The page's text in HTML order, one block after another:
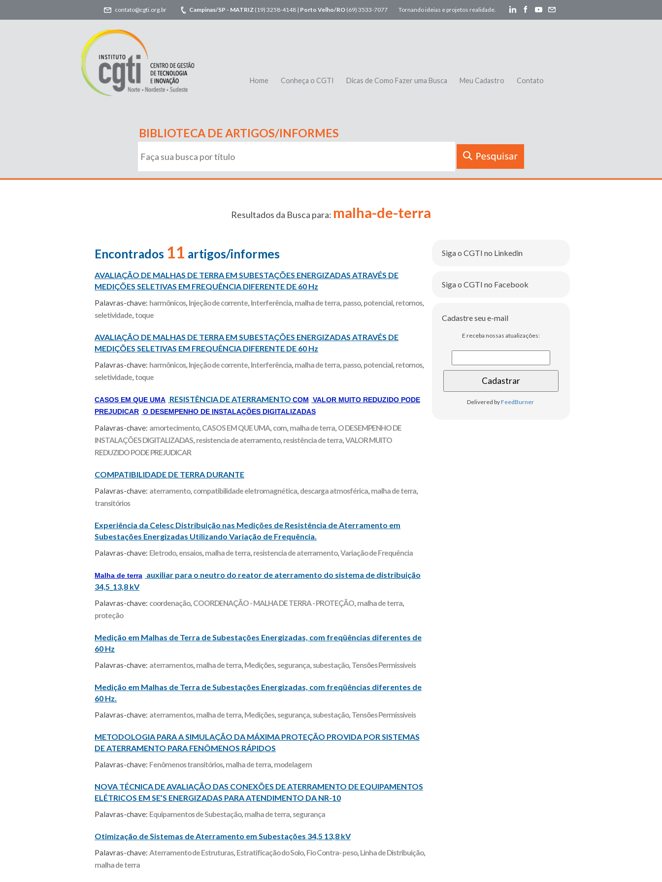
contato@cgti.org.br Campinas/SP - MATRIZ (19) 3258-4148 | Porto Velho/RO (69) 3533-7077 Tornando ideias e projetos realidade.
Home Conheça o CGTI Dicas de Como Fazer uma Busca Meu Cadastro Contato
BIBLIOTECA DE ARTIGOS/INFORMES
Resultados da Busca para: malha-de-terra
Encontrados 11 artigos/informes
AVALIAÇÃO DE MALHAS DE TERRA EM SUBESTAÇÕES ENERGIZADAS ATRAVÉS DE
MEDIÇÕES SELETIVAS EM FREQUÊNCIA DIFERENTE DE 60 Hz
Palavras-chave: harmônicos, Injeção de corrente, Interferência, malha de terra, passo, potencial, retornos,
seletividade, toque
AVALIAÇÃO DE MALHAS DE TERRA EM SUBESTAÇÕES ENERGIZADAS ATRAVÉS DE
MEDIÇÕES SELETIVAS EM FREQUÊNCIA DIFERENTE DE 60 Hz
Palavras-chave: harmônicos, Injeção de corrente, Interferência, malha de terra, passo, potencial, retornos,
seletividade, toque
CASOS EM QUE UMA RESISTÊNCIA DE ATERRAMENTO COM VALOR MUITO REDUZIDO PODE
PREJUDICAR O DESEMPENHO DE INSTALAÇÕES DIGITALIZADAS
Palavras-chave: amortecimento, CASOS EM QUE UMA, com, malha de terra, O DESEMPENHO DE
INSTALAÇÕES DIGITALIZADAS, resistencia de aterramento, resistência de terra,VALOR MUITO
REDUZIDO PODE PREJUDICAR
COMPATIBILIDADE DE TERRA DURANTE
Palavras-chave: aterramento, compatibilidade eletromagnética, descarga atmosférica, malha de terra,
transitórios
Experiência da Celesc Distribuição nas Medições de Resistência de Aterramento em
Subestações Energizadas Utilizando Variação de Frequência.
Palavras-chave: Eletrodo, ensaios, malha de terra, resistencia de aterramento,Variação de Frequência
Malha de terra auxiliar para o neutro do reator de aterramento do sistema de distribuição
34,5_13,8 kV
Palavras-chave: coordenação, COORDENAÇÃO - MALHA DE TERRA - PROTEÇÃO, malha de terra,
proteção
Medição em Malhas de Terra de Subestações Energizadas, com freqüências diferentes de
60 Hz
Palavras-chave: aterramentos, malha de terra, Medições, segurança, subestação, Tensões Permissíveis
Medição em Malhas de Terra de Subestações Energizadas, com freqüências diferentes de
60 Hz.
Palavras-chave: aterramentos, malha de terra, Medições, segurança, subestação, Tensões Permissíveis
METODOLOGIA PARA A SIMULAÇÃO DA MÁXIMA PROTEÇÃO PROVIDA POR SISTEMAS
DE ATERRAMENTO PARA FENÔMENOS RÁPIDOS
Palavras-chave: Fenômenos transitórios, malha de terra, modelagem
NOVA TÉCNICA DE AVALIAÇÃO DAS CONEXÕES DE ATERRAMENTO DE EQUIPAMENTOS
ELÉTRICOS EM SE’S ENERGIZADAS PARA ATENDIMENTO DA NR-10
Palavras-chave: Equipamentos de Subestação, malha de terra, segurança
Otimização de Sistemas de Aterramento em Subestações 34,5 13,8 kV
Palavras-chave: Aterramento de Estruturas, Estratificação do Solo, Fio Contra- peso, Linha de Distribuição,
malha de terra
Siga o CGTI no Linkedin
Siga o CGTI no Facebook
Cadastre seu e-mail
E receba nossas atualizações:
Delivered byFeedBurner